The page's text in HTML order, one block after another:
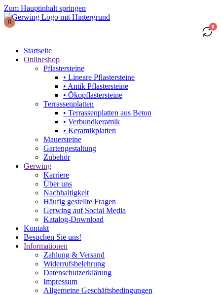
Zum Hauptinhalt springen
0
0
Startseite
Onlineshop
Pflastersteine
• Lineare Pflastersteine
• Antik Pflastersteine
• Ökopflastersteine
Terrassenplatten
• Terrassenplatten aus Beton
• Verbundkeramik
• Keramikplatten
Mauersteine
Gartengestaltung
Zubehör
Gerwing
Karriere
Über uns
Nachhaltigkeit
Häufig gestellte Fragen
Gerwing auf Social Media
Katalog-Download
Kontakt
Besuchen Sie uns!
Informationen
Zahlung & Versand
Widerrufsbelehrung
Datenschutz­erklärung
Impressum
Allgemeine Geschäftsbedingungen